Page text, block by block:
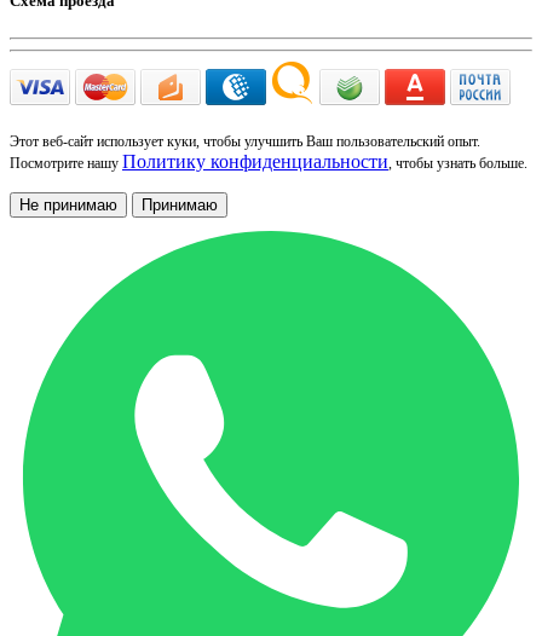
Этот веб-сайт использует куки, чтобы улучшить Ваш пользовательский опыт.
Посмотрите нашу Политику конфиденциальности, чтобы узнать больше.
Не принимаю Принимаю